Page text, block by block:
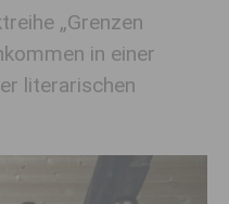
„Grenzen
in einer
literarischen